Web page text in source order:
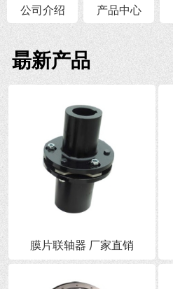
公司介绍 产品中心
朂新产品
膜片联轴器 厂家直销